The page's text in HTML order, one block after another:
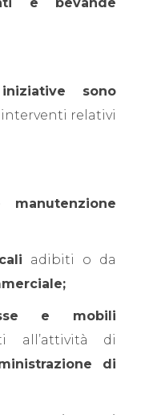
iniziative sono
relativi
manutenzione
adibiti o da
e mobili
all’attività di
di